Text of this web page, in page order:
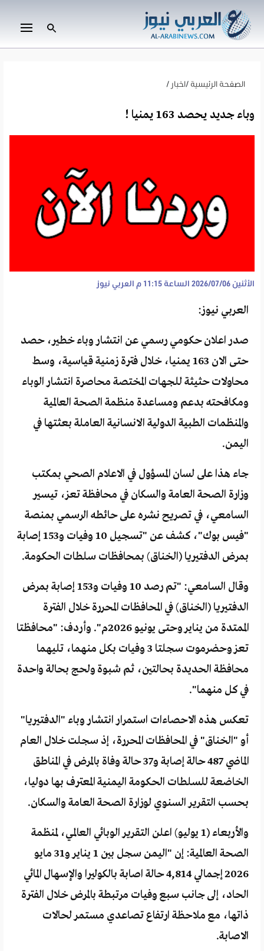
الصفحة الرئيسية /اخبار /
وباء جديد يحصد 163 يمنيا !
الأثنين 2026/07/06 الساعة 11:15 م العربي نيوز
العربي نيوز:
صدر اعلان حكومي رسمي عن انتشار وباء خطير، حصد
حتى الان 163 يمنيا، خلال فترة زمنية قياسية، وسط
محاولات حثيثة للجهات المختصة محاصرة انتشار الوباء
ومكافحته بدعم ومساعدة منظمة الصحة العالمية
والمنظمات الطبية الدولية الانسانية العاملة بعثتها في
اليمن.
جاء هذا على لسان المسؤول في الاعلام الصحي بمكتب
وزارة الصحة العامة والسكان في محافظة تعز، تيسير
السامعي، في تصريح نشره على حائطه الرسمي بمنصة
"فيس بوك"، كشف عن "تسجيل 10 وفيات و153 إصابة
بمرض الدفتيريا (الخناق) بمحافظات سلطات الحكومة.
وقال السامعي: "تم رصد 10 وفيات و153 إصابة بمرض
الدفتيريا (الخناق) في المحافظات المحررة خلال الفترة
الممتدة من يناير وحتى يونيو 2026م". وأردف: "محافظتا
تعز وحضرموت سجلتا 3 وفيات بكل منهما، تليهما
محافظة الحديدة بحالتين، ثم شبوة ولحج بحالة واحدة
في كل منهما".
تعكس هذه الاحصاءات استمرار انتشار وباء "الدفتيريا"
أو "الخناق" في المحافظات المحررة، إذ سجلت خلال العام
الماضي 487 حالة إصابة و37 حالة وفاة بالمرض في المناطق
الخاضعة للسلطات الحكومة اليمنية المعترف بها دوليا،
بحسب التقرير السنوي لوزارة الصحة العامة والسكان.
والأربعاء (1 يوليو) اعلن التقرير الوبائي العالمي، لمنظمة
الصحة العالمية: إن "اليمن سجل بين 1 يناير و31 مايو
2026 إجمالي 4,814 حالة اصابة بالكوليرا والإسهال المائي
الحاد، إلى جانب سبع وفيات مرتبطة بالمرض خلال الفترة
ذاتها، مع ملاحظة ارتفاع تصاعدي مستمر لحالات
الاصابة.